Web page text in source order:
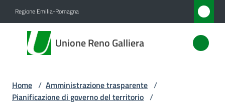
Regione Emilia-Romagna
Unione Reno Galliera
Unione
Reno
Home / Amministrazione trasparente /
Pianificazione di governo del territorio /